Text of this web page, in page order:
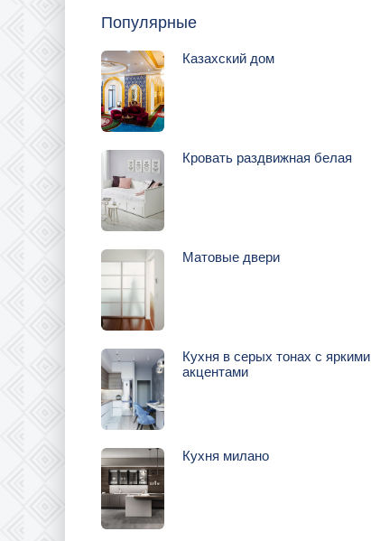
Популярные
Казахский дом
Кровать раздвижная белая
Матовые двери
Кухня в серых тонах с яркими
акцентами
Кухня милано